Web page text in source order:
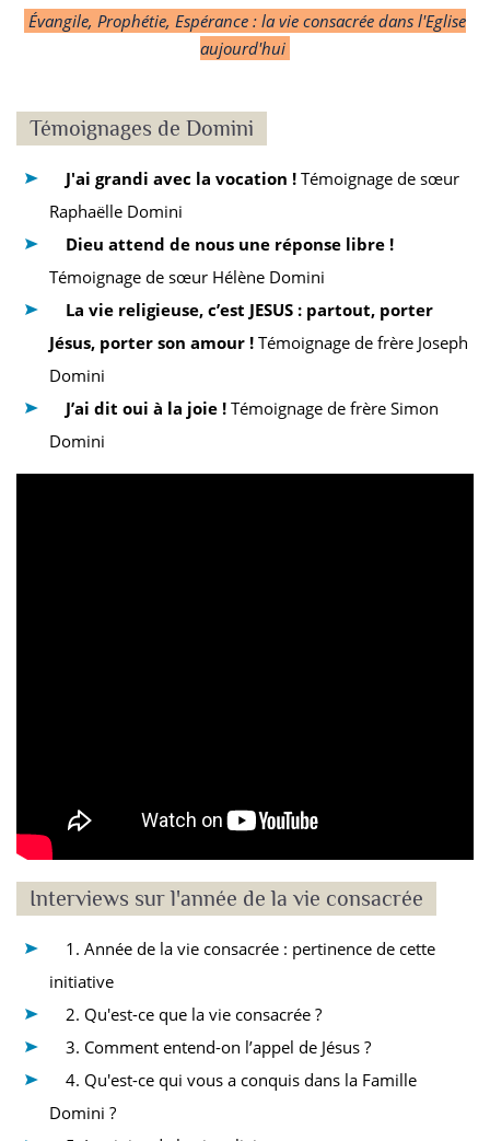
Évangile, Prophétie, Espérance : la vie consacrée dans l'Eglise
aujourd'hui
Témoignages de Domini
J'ai grandi avec la vocation ! Témoignage de sœur
Raphaëlle Domini
Dieu attend de nous une réponse libre !
Témoignage de sœur Hélène Domini
La vie religieuse, c’est JESUS : partout, porter
Jésus, porter son amour ! Témoignage de frère Joseph
Domini
J’ai dit oui à la joie ! Témoignage de frère Simon
Domini
Interviews sur l'année de la vie consacrée
1. Année de la vie consacrée : pertinence de cette
initiative
2. Qu'est-ce que la vie consacrée ?
3. Comment entend-on l’appel de Jésus ?
4. Qu'est-ce qui vous a conquis dans la Famille
Domini ?